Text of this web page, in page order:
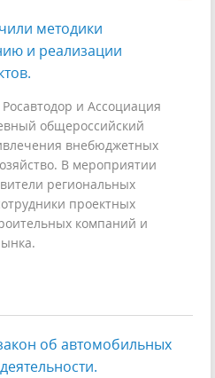
методики
и реализации
и Ассоциация
общероссийский
внебюджетных
В мероприятии
региональных
проектных
компаний и
об автомобильных